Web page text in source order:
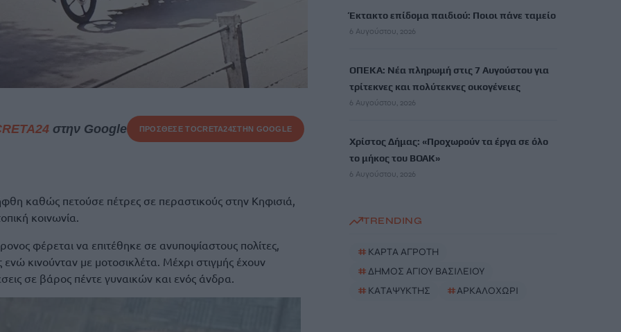
στην Google ΠΡΟΣΘΕΣΕ ΤΟCRETA24ΣΤΗΝ GOOGLE
καθώς πετούσε πέτρες σε περαστικούς στην Κηφισιά,
κοινωνία.
φέρεται να επιτέθηκε σε ανυποψίαστους πολίτες,
κινούνταν με μοτοσικλέτα. Μέχρι στιγμής έχουν
σε βάρος πέντε γυναικών και ενός άνδρα.
Έκτακτο επίδομα παιδιού: Ποιοι πάνε ταμείο
6 Αυγούστου, 2026
ΟΠΕΚΑ: Νέα πληρωμή στις 7 Αυγούστου για
τρίτεκνες και πολύτεκνες οικογένειες
6 Αυγούστου, 2026
Χρίστος Δήμας: «Προχωρούν τα έργα σε όλο
το μήκος του ΒΟΑΚ»
6 Αυγούστου, 2026
TRENDING
# ΚΑΡΤΑ ΑΓΡΟΤΗ
#ΔΗΜΟΣ ΑΓΙΟΥ ΒΑΣΙΛΕΙΟΥ
# ΚΑΤΑΨΥΚΤΗΣ #ΑΡΚΑΛΟΧΩΡΙ